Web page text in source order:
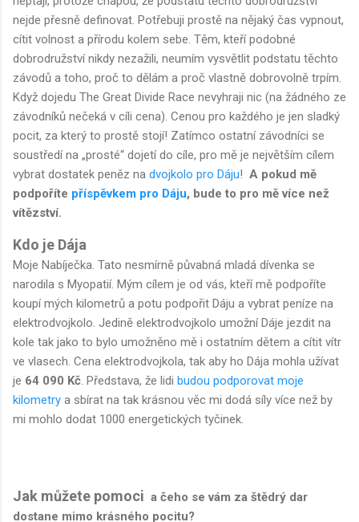
nejde přesně definovat. Potřebuji prostě na nějaký čas vypnout,
cítit volnost a přírodu kolem sebe. Těm, kteří podobné
dobrodružství nikdy nezažili, neumím vysvětlit podstatu těchto
závodů a toho, proč to dělám a proč vlastně dobrovolně trpím.
Když dojedu The Great Divide Race nevyhraji nic (na žádného ze
závodníků nečeká v cíli cena). Cenou pro každého je jen sladký
pocit, za který to prostě stojí! Zatímco ostatní závodníci se
soustředí na „prosté“ dojetí do cíle, pro mě je největším cílem
vybrat dostatek peněz na dvojkolo pro Dáju! A pokud mě
podpoříte příspěvkem pro Dáju, bude to pro mě více než
vítězství.
Kdo je Dája
Moje Nabíječka. Tato nesmírně půvabná mladá dívenka se
narodila s Myopatií. Mým cílem je od vás, kteří mě podpoříte
koupí mých kilometrů a potu podpořit Dáju a vybrat peníze na
elektrodvojkolo. Jedině elektrodvojkolo umožní Dáje jezdit na
kole tak jako to bylo umožněno mě i ostatním dětem a cítit vítr
ve vlasech. Cena elektrodvojkola, tak aby ho Dája mohla užívat
je 64 090 Kč. Představa, že lidi budou podporovat moje
kilometry a sbírat na tak krásnou věc mi dodá síly více než by
mi mohlo dodat 1000 energetických tyčinek.
Jak můžete pomoci a čeho se vám za štědrý dar
dostane mimo krásného pocitu?